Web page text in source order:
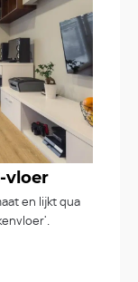
vloer
en lijkt qua